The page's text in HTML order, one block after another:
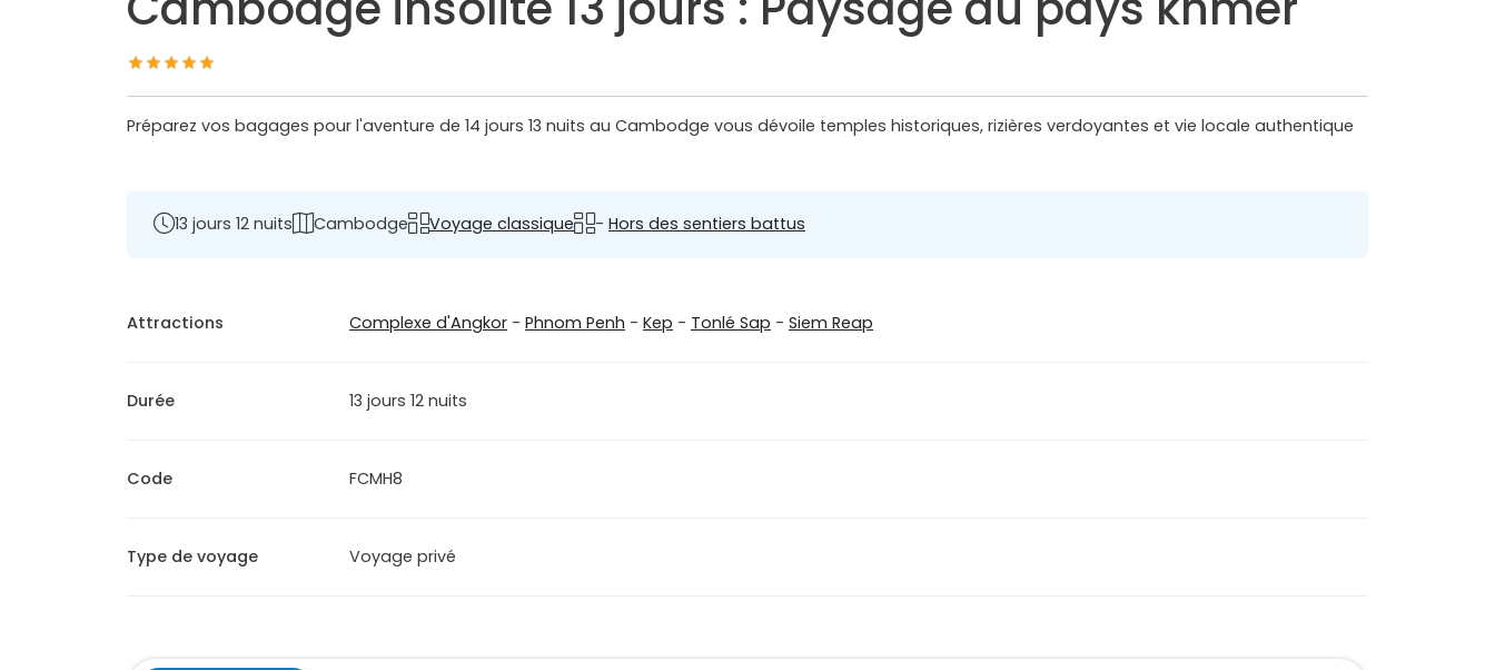
Préparez vos bagages pour l'aventure de 14 jours 13 nuits au Cambodge vous dévoile temples historiques, rizières verdoyantes et vie locale authentique
13 jours 12 nuits Cambodge Voyage classique - Hors des sentiers battus
Attractions Complexe d'Angkor - Phnom Penh - Kep - Tonlé Sap - Siem Reap
Durée 13 jours 12 nuits
Code FCMH8
Type de voyage Voyage privé